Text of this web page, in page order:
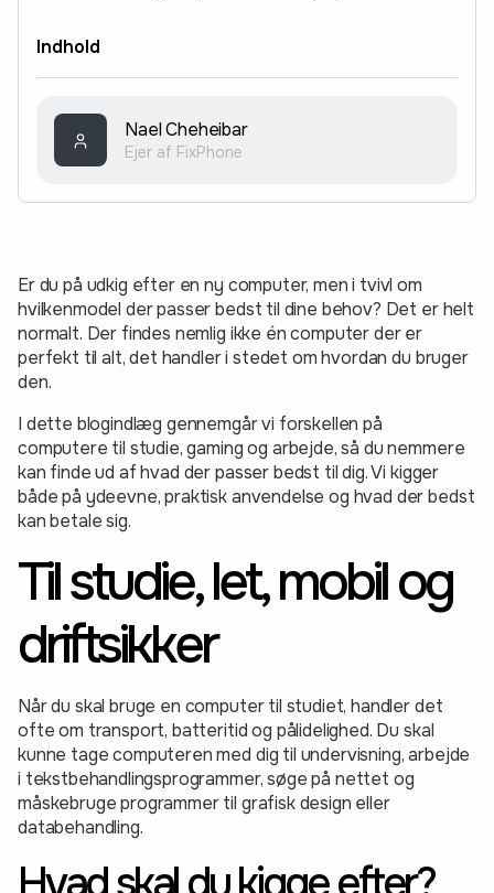
Indhold
Nael Cheheibar
Ejer af FixPhone
Er du på udkig efter en ny computer, men i tvivl om
hvilkenmodel der passer bedst til dine behov? Det er helt
normalt. Der findes nemlig ikke én computer der er
perfekt til alt, det handler i stedet om hvordan du bruger
den.
I dette blogindlæg gennemgår vi forskellen på
computere til studie, gaming og arbejde, så du nemmere
kan finde ud af hvad der passer bedst til dig. Vi kigger
både på ydeevne, praktisk anvendelse og hvad der bedst
kan betale sig.
Til studie, let, mobil og
driftsikker
Når du skal bruge en computer til studiet, handler det
ofte om transport, batteritid og pålidelighed. Du skal
kunne tage computeren med dig til undervisning, arbejde
i tekstbehandlingsprogrammer, søge på nettet og
måskebruge programmer til grafisk design eller
databehandling.